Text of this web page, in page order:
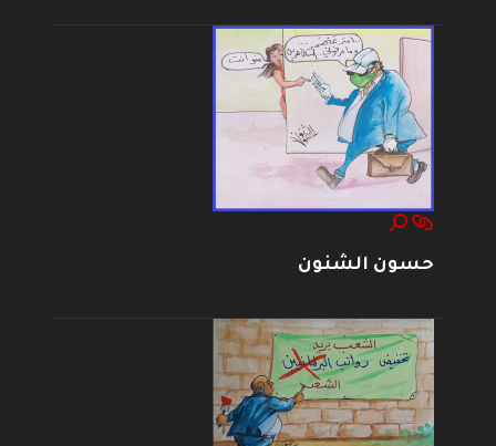
حسون الشنون